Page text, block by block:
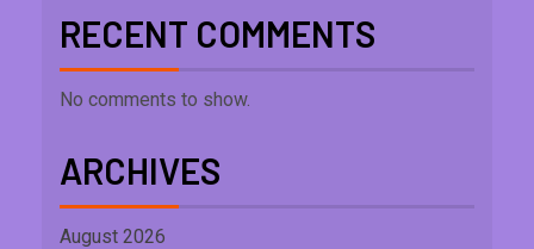
RECENT COMMENTS
No comments to show.
ARCHIVES
August 2026